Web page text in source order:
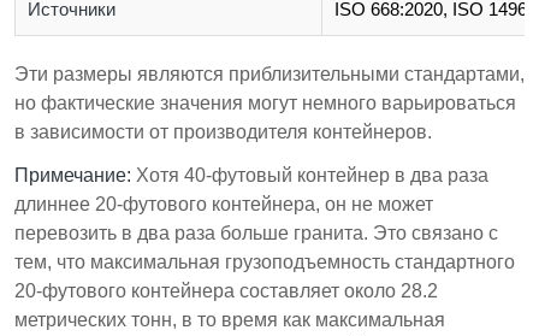
Источники ISO 668:2020, ISO
Эти размеры являются приблизительными стандартами,
но фактические значения могут немного варьироваться
в зависимости от производителя контейнеров.
Примечание: Хотя 40-футовый контейнер в два раза
длиннее 20-футового контейнера, он не может
перевозить в два раза больше гранита. Это связано с
тем, что максимальная грузоподъемность стандартного
20-футового контейнера составляет около 28.2
метрических тонн, в то время как максимальная